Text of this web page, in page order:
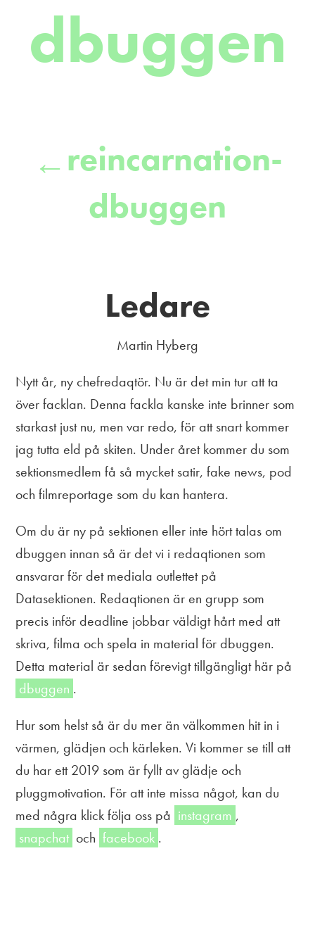
dbuggen
←reincarnation-
dbuggen
Ledare
Martin Hyberg
Nytt år, ny chefredaqtör. Nu är det min tur att ta
över facklan. Denna fackla kanske inte brinner som
starkast just nu, men var redo, för att snart kommer
jag tutta eld på skiten. Under året kommer du som
sektionsmedlem få så mycket satir, fake news, pod
och filmreportage som du kan hantera.
Om du är ny på sektionen eller inte hört talas om
dbuggen innan så är det vi i redaqtionen som
ansvarar för det mediala outlettet på
Datasektionen. Redaqtionen är en grupp som
precis inför deadline jobbar väldigt hårt med att
skriva, filma och spela in material för dbuggen.
Detta material är sedan förevigt tillgängligt här på
dbuggen .
Hur som helst så är du mer än välkommen hit in i
värmen, glädjen och kärleken. Vi kommer se till att
du har ett 2019 som är fyllt av glädje och
pluggmotivation. För att inte missa något, kan du
med några klick följa oss på instagram ,
snapchat och facebook .